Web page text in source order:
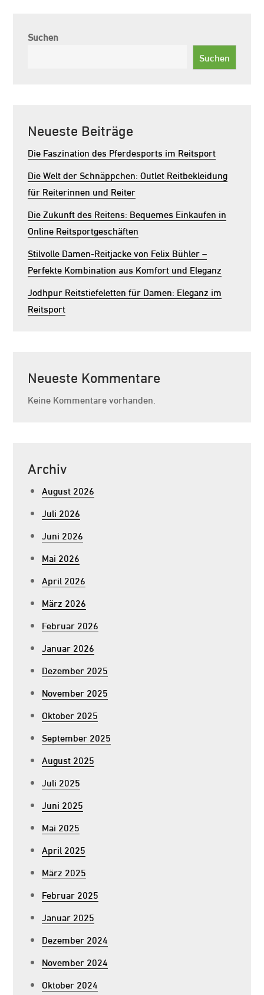
Suchen
Suchen
Neueste Beiträge
Die Faszination des Pferdesports im Reitsport
Die Welt der Schnäppchen: Outlet Reitbekleidung
für Reiterinnen und Reiter
Die Zukunft des Reitens: Bequemes Einkaufen in
Online Reitsportgeschäften
Stilvolle Damen-Reitjacke von Felix Bühler –
Perfekte Kombination aus Komfort und Eleganz
Jodhpur Reitstiefeletten für Damen: Eleganz im
Reitsport
Neueste Kommentare
Keine Kommentare vorhanden.
Archiv
August 2026
Juli 2026
Juni 2026
Mai 2026
April 2026
März 2026
Februar 2026
Januar 2026
Dezember 2025
November 2025
Oktober 2025
September 2025
August 2025
Juli 2025
Juni 2025
Mai 2025
April 2025
März 2025
Februar 2025
Januar 2025
Dezember 2024
November 2024
Oktober 2024